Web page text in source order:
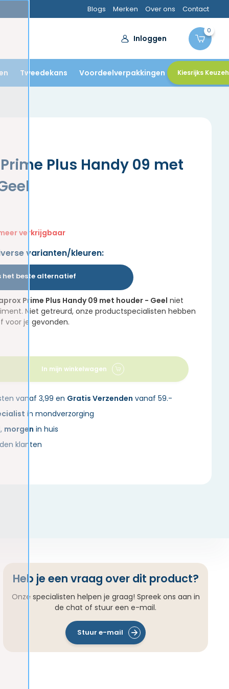
Blogs Merken Over ons Contact
Inloggen
0
Tweedekans Voordeelverpakkingen Kiesrijks
Plus Handy 09 met
verkrijgbaar
varianten/kleuren:
het beste alternatief
Prime Plus Handy 09 met houder - Geel niet
Niet getreurd, onze productspecialisten hebben
voor je gevonden.
In mijn winkelwagen
vanaf 3,99 en Gratis Verzenden vanaf 59.-
in mondverzorging
morgen in huis
klanten
Heb je een vraag over dit product?
Onze specialisten helpen je graag! Spreek ons aan in
de chat of stuur een e-mail.
Stuur e-mail